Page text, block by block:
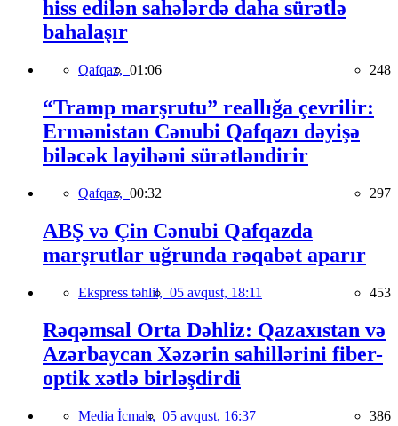
hiss edilən sahələrdə daha sürətlə
bahalaşır
Qafqaz, 01:06 248
“Tramp marşrutu” reallığa çevrilir:
Ermənistan Cənubi Qafqazı dəyişə
biləcək layihəni sürətləndirir
Qafqaz, 00:32 297
ABŞ və Çin Cənubi Qafqazda
marşrutlar uğrunda rəqabət aparır
Ekspress təhlil, 05 avqust, 18:11 453
Rəqəmsal Orta Dəhliz: Qazaxıstan və
Azərbaycan Xəzərin sahillərini fiber-
optik xətlə birləşdirdi
Media İcmalı, 05 avqust, 16:37 386